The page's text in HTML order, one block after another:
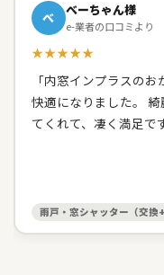
べ べーちゃん様
e-業者の口コミより
★★★★★
「内窓インプラスの
快適になりました。
てくれて、凄く満足で
雨戸・窓シャッター（交換